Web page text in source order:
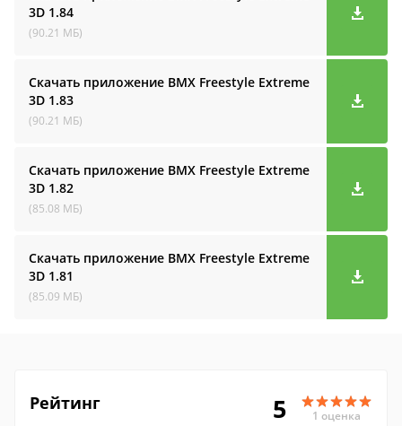
3D 1.84
(90.21 МБ)
Скачать приложение BMX Freestyle Extreme
3D 1.83
(90.21 МБ)
Скачать приложение BMX Freestyle Extreme
3D 1.82
(85.08 МБ)
Скачать приложение BMX Freestyle Extreme
3D 1.81
(85.09 МБ)
Рейтинг 5 1 оценка